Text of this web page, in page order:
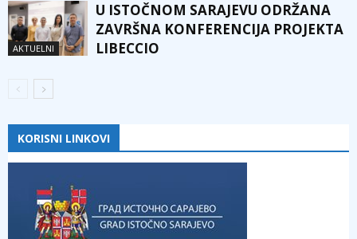
AKTUELNI
U ISTOČNOM SARAJEVU ODRŽANA
ZAVRŠNA KONFERENCIJA PROJEKTA
LIBECCIO
KORISNI LINKOVI